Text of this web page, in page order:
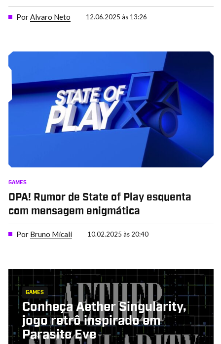
PorAlvaro Neto 12.06.2025 às 13:26
GAMES
OPA! Rumor de State of Play esquenta
com mensagem enigmática
Por Bruno Micali 10.02.2025 às 20:40
GAMES
Conheça Aether Singularity,
jogo retrô inspirado em
Parasite Eve